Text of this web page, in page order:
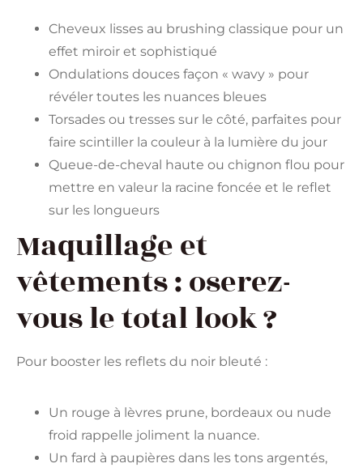
Cheveux lisses au brushing classique pour un
effet miroir et sophistiqué
Ondulations douces façon « wavy » pour
révéler toutes les nuances bleues
Torsades ou tresses sur le côté, parfaites pour
faire scintiller la couleur à la lumière du jour
Queue-de-cheval haute ou chignon flou pour
mettre en valeur la racine foncée et le reflet
sur les longueurs
Maquillage et
vêtements : oserez-
vous le total look ?
Pour booster les reflets du noir bleuté :
Un rouge à lèvres prune, bordeaux ou nude
froid rappelle joliment la nuance.
Un fard à paupières dans les tons argentés,